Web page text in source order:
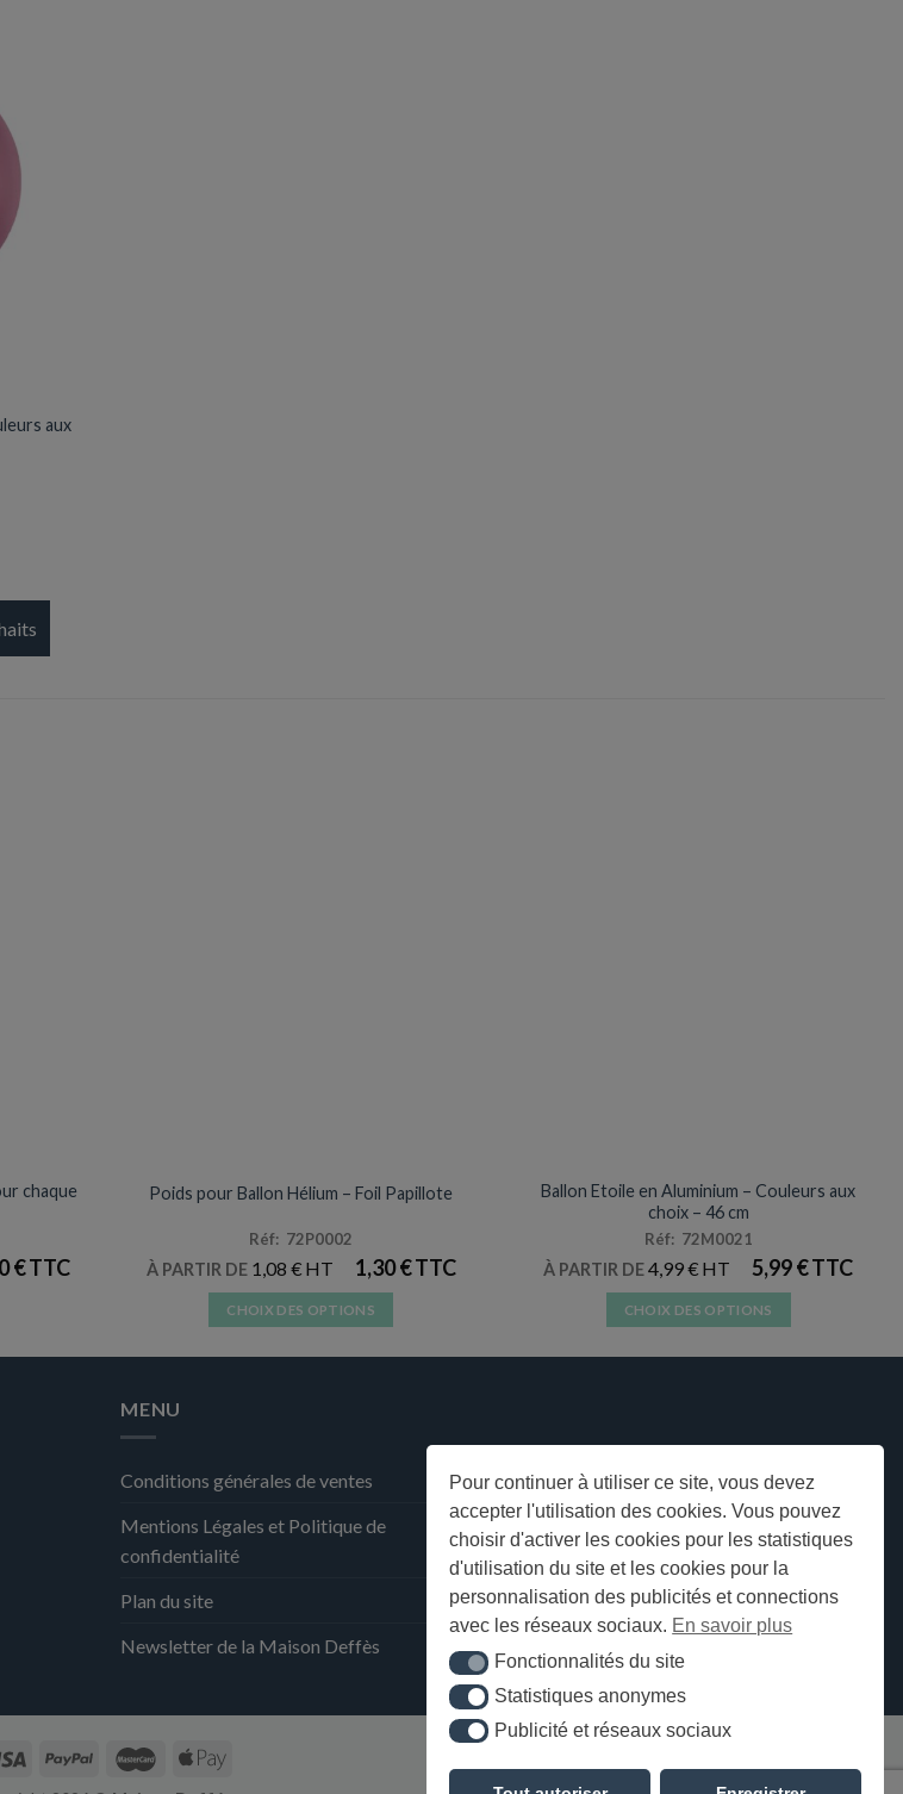
Pour continuer à utiliser ce site, vous devez
accepter l'utilisation des cookies. Vous pouvez
choisir d'activer les cookies pour les statistiques
d'utilisation du site et les cookies pour la
personnalisation des publicités et connections
avec les réseaux sociaux. En savoir plus
Fonctionnalités du site
Fonctionnalités du site
Statistiques anonymes
Statistiques anonymes
Publicité et réseaux sociaux
Publicité et réseaux sociaux
aux
chaque
€
Poids pour Ballon Hélium – Foil Papillote
Réf: 72P0002
À PARTIR DE 1,08 € 1,30€
CHOIX DES OPTIONS
Les
peuvent
la
Ballon Etoile en Aluminium – Couleurs aux
choix – 46 cm
Réf: 72M0021
À PARTIR DE4,99€ 5,99€
CHOIX DES OPTIONS
variations.
Les
options
peuvent
être
choisies
la
produit
MENU
Conditions générales de ventes
Mentions Légales et Politique de
confidentialité
Plan du site
Newsletter de la Maison Deffès